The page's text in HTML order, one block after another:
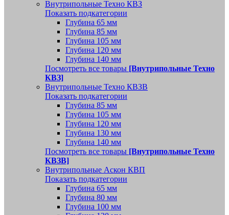
Внутрипольные Техно КВЗ
Показать подкатегории
Глубина 65 мм
Глубина 85 мм
Глубина 105 мм
Глубина 120 мм
Глубина 140 мм
Посмотреть все товары [Внутрипольные Техно
КВЗ]
Внутрипольные Техно КВЗВ
Показать подкатегории
Глубина 85 мм
Глубина 105 мм
Глубина 120 мм
Глубина 130 мм
Глубина 140 мм
Посмотреть все товары [Внутрипольные Техно
КВЗВ]
Внутрипольные Аскон КВП
Показать подкатегории
Глубина 65 мм
Глубина 80 мм
Глубина 100 мм